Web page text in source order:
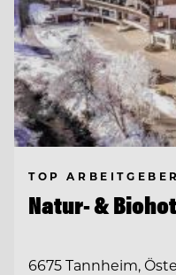
TOP ARBEITGEBER
Natur- &
6675 Tannheim,